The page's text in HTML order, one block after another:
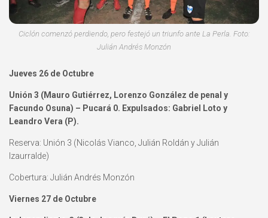
Ciclón comenzó perdiendo, pero festejó un triunfo ante La Perla. Foto:
Julián Andrés Monzón
Jueves 26 de Octubre
Unión 3 (Mauro Gutiérrez, Lorenzo González de penal y
Facundo Osuna) – Pucará 0. Expulsados: Gabriel Loto y
Leandro Vera (P).
Reserva: Unión 3 (Nicolás Vianco, Julián Roldán y Julián
Izaurralde)
Cobertura: Julián Andrés Monzón
Viernes 27 de Octubre